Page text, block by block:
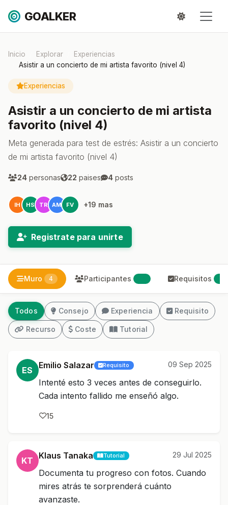
GOALKER
Inicio Explorar
Experiencias
Asistir a un concierto de mi artista favorito (nivel 4)
Experiencias
Asistir a un concierto de mi artista
favorito (nivel 4)
Meta generada para test de estrés: Asistir a un concierto
de mi artista favorito (nivel 4)
24 personas 22 paises 4 posts
IH HS TR AM FV +19 mas
Registrate para unirte
Muro 4 Participantes Requisitos
Todos Consejo Experiencia Requisito
Recurso Coste Tutorial
ES Emilio Salazar Requisito 09 Sep 2025
Intenté esto 3 veces antes de conseguirlo.
Cada intento fallido me enseñó algo.
15
KT Klaus Tanaka Tutorial 29 Jul 2025
Documenta tu progreso con fotos. Cuando
mires atrás te sorprenderá cuánto
avanzaste.